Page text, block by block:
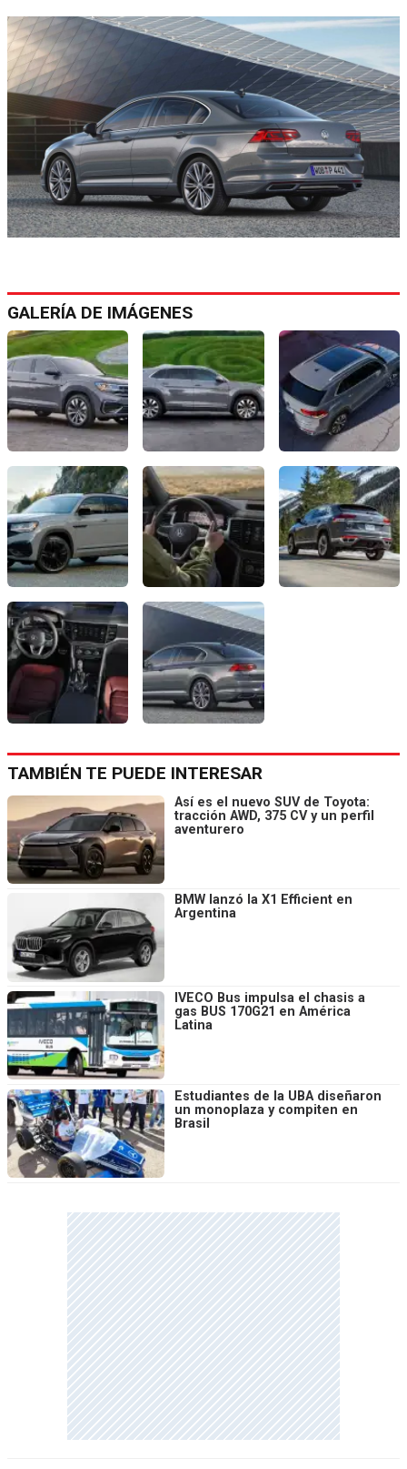
GALERÍA DE IMÁGENES
TAMBIÉN TE PUEDE INTERESAR
Así es el nuevo SUV de Toyota:
tracción AWD, 375 CV y un perfil
aventurero
BMW lanzó la X1 Efficient en
Argentina
IVECO Bus impulsa el chasis a
gas BUS 170G21 en América
Latina
Estudiantes de la UBA diseñaron
un monoplaza y compiten en
Brasil